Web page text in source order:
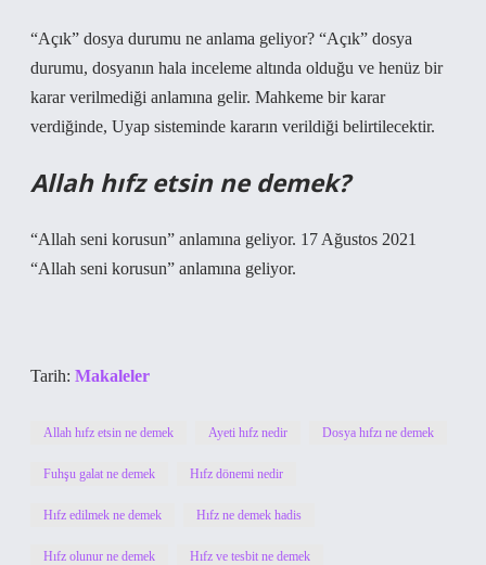
“Açık” dosya durumu ne anlama geliyor? “Açık” dosya
durumu, dosyanın hala inceleme altında olduğu ve henüz bir
karar verilmediği anlamına gelir. Mahkeme bir karar
verdiğinde, Uyap sisteminde kararın verildiği belirtilecektir.
Allah hıfz etsin ne demek?
“Allah seni korusun” anlamına geliyor. 17 Ağustos 2021
“Allah seni korusun” anlamına geliyor.
Tarih: Makaleler
Allah hıfz etsin ne demek Ayeti hıfz nedir Dosya hıfzı ne demek
Fuhşu galat ne demek Hıfz dönemi nedir
Hıfz edilmek ne demek Hıfz ne demek hadis
Hıfz olunur ne demek Hıfz ve tesbit ne demek